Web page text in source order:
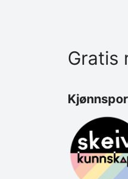
Gratis